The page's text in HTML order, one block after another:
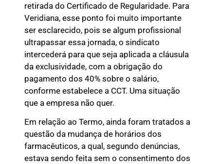
retirada do Certificado de Regularidade. Para
Veridiana, esse ponto foi muito importante
ser esclarecido, pois se algum profissional
ultrapassar essa jornada, o sindicato
intercederá para que seja aplicada a cláusula
da exclusividade, com a obrigação do
pagamento dos 40% sobre o salário,
conforme estabelece a CCT. Uma situação
que a empresa não quer.
Em relação ao Termo, ainda foram tratados a
questão da mudança de horários dos
farmacêuticos, a qual, segundo denúncias,
estava sendo feita sem o consentimento dos